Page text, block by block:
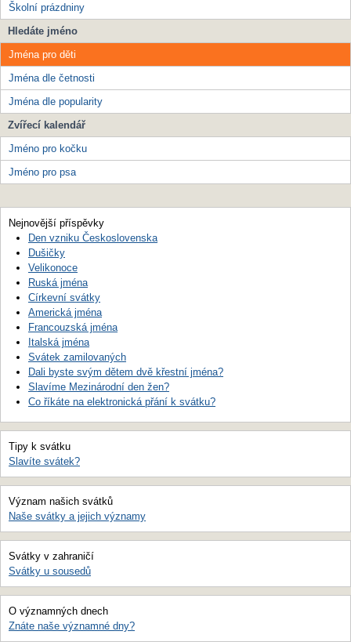
Školní prázdniny
Hledáte jméno
Jména pro děti
Jména dle četnosti
Jména dle popularity
Zvířecí kalendář
Jméno pro kočku
Jméno pro psa
Nejnovější příspěvky
Den vzniku Československa
Dušičky
Velikonoce
Ruská jména
Církevní svátky
Americká jména
Francouzská jména
Italská jména
Svátek zamilovaných
Dali byste svým dětem dvě křestní jména?
Slavíme Mezinárodní den žen?
Co říkáte na elektronická přání k svátku?
Tipy k svátku
Slavíte svátek?
Význam našich svátků
Naše svátky a jejich významy
Svátky v zahraničí
Svátky u sousedů
O významných dnech
Znáte naše významné dny?